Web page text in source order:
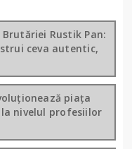
Rustik Pan:
ceva autentic,
piața
nivelul profesiilor